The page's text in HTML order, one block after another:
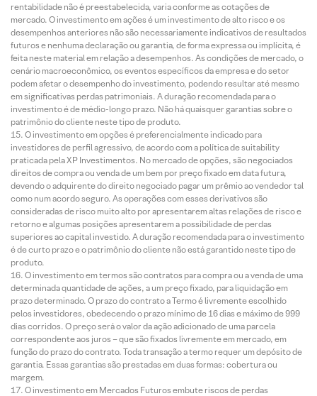
rentabilidade não é preestabelecida, varia conforme as cotações de
mercado. O investimento em ações é um investimento de alto risco e os
desempenhos anteriores não são necessariamente indicativos de resultados
futuros e nenhuma declaração ou garantia, de forma expressa ou implícita, é
feita neste material em relação a desempenhos. As condições de mercado, o
cenário macroeconômico, os eventos específicos da empresa e do setor
podem afetar o desempenho do investimento, podendo resultar até mesmo
em significativas perdas patrimoniais. A duração recomendada para o
investimento é de médio-longo prazo. Não há quaisquer garantias sobre o
patrimônio do cliente neste tipo de produto.
O investimento em opções é preferencialmente indicado para
investidores de perfil agressivo, de acordo com a política de suitability
praticada pela XP Investimentos. No mercado de opções, são negociados
direitos de compra ou venda de um bem por preço fixado em data futura,
devendo o adquirente do direito negociado pagar um prêmio ao vendedor tal
como num acordo seguro. As operações com esses derivativos são
consideradas de risco muito alto por apresentarem altas relações de risco e
retorno e algumas posições apresentarem a possibilidade de perdas
superiores ao capital investido. A duração recomendada para o investimento
é de curto prazo e o patrimônio do cliente não está garantido neste tipo de
produto.
O investimento em termos são contratos para compra ou a venda de uma
determinada quantidade de ações, a um preço fixado, para liquidação em
prazo determinado. O prazo do contrato a Termo é livremente escolhido
pelos investidores, obedecendo o prazo mínimo de 16 dias e máximo de 999
dias corridos. O preço será o valor da ação adicionado de uma parcela
correspondente aos juros – que são fixados livremente em mercado, em
função do prazo do contrato. Toda transação a termo requer um depósito de
garantia. Essas garantias são prestadas em duas formas: cobertura ou
margem.
O investimento em Mercados Futuros embute riscos de perdas